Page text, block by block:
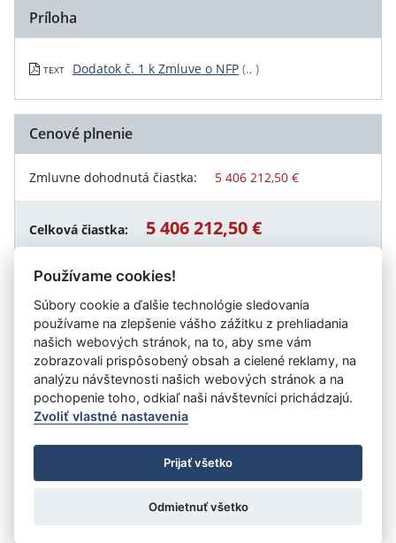
Príloha
TEXT Dodatok č. 1 k Zmluve o NFP (., )
Cenové plnenie
Zmluvne dohodnutá čiastka: 5 406 212,50 €
Celková čiastka: 5 406 212,50 €
Návrat späť
Vystavil:Ministerstvo životného prostredia SR
Úrad vlády SR
- Všetky práva vyhradené
Prehlásenie o prístupnosti
Zmluvy do 31.12.2010
Nastavenia cookies
: Aglo Solutions
Používame cookies!
Súbory cookie a ďalšie technológie sledovania
používame na zlepšenie vášho zážitku z prehliadania
našich webových stránok, na to, aby sme vám
zobrazovali prispôsobený obsah a cielené reklamy, na
analýzu návštevnosti našich webových stránok a na
pochopenie toho, odkiaľ naši návštevníci prichádzajú.
Zvoliť vlastné nastavenia
Prijať všetko
Odmietnuť všetko